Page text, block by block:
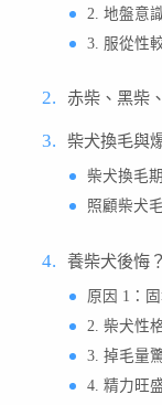
2. 地盤意
3. 服從性
赤柴、黑柴
柴犬換毛與
柴犬換毛
照顧柴犬
養柴犬後悔
原因 1：
2. 柴犬性
3. 掉毛量
4. 精力旺